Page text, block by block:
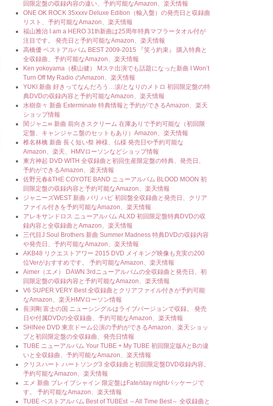
回限定盤の収録内容の違い、予約可能なAmazon、楽天情報
ONE OK ROCK 35xxxv Deluxe Edition（輸入盤）の発売日と収録曲
リスト、予約可能なAmazon、楽天情報
福山雅治 I am a HERO 31th新曲は25周年特典マフラータオル付が
注目です。 発売日と予約可能なAmazon、楽天情報
高橋優 ベストアルバム BEST 2009-2015 『笑う約束』 購入特典と
全収録曲、予約可能なAmazon、楽天情報
Ken yokoyama（横山健） Mステ出演でも話題になった新曲 I Won’t
Turn Off My Radio のAmazon、楽天情報
YUKI 新曲 好きってなんだろう…涙/となりのメトロ 初回限定盤の特
典DVDの収録内容と予約可能なAmazon、楽天情報
水樹奈々 新曲 Exterminate 特典情報と予約ができるAmazon、楽天
ショップ情報
関ジャニ∞ 新曲 前向きスクリーム 在庫ありで予約可能な（初回限
定盤、キャンジャニ盤のセットもあり）Amazon、楽天情報
椎名林檎 新曲 長く短い祭 神様、仏様 発売日や予約可能な
Amazon、楽天、HMVローソンなどショップ情報
東方神起 DVD WITH 全収録曲と初回生産限定盤の特典、発売日、
予約ができるAmazon、楽天情報
佐野元春&THE COYOTE BAND ニューアルバム BLOOD MOON 初
回限定盤の収録内容と予約可能なAmazon、楽天情報
ジャニーズWEST 新曲 バリ ハピ 初回盤全収録曲と発売日、クリア
ファイル付きを予約可能なAmazon、楽天情報
アレキサンドロス ニューアルバム ALXD 初回限定盤特典DVDの収
録内容と全収録曲とAmazon、楽天情報
三代目J Soul Brothers 新曲 Summer Madness 特典DVDの収録内容
や発売日、予約可能なAmazon、楽天情報
AKB48 リクエストアワー 2015 DVD メイキング映像も充実の200
位Verがおすすめです。 予約可能なAmazon、楽天情報
Aimer（エメ） DAWN 3rdニューアルバムの全収録曲と発売日、初
回限定盤の収録内容と予約可能なAmazon、楽天情報
V6 SUPER VERY Best 全収録曲とクリアファイル付きが予約可能
なAmazon、楽天HMVローソン情報
長渕剛 富士の国 ニューシングルはライブバージョンで収録。 発売
日や付属DVDの全収録曲、予約可能なAmazon、楽天情報
SHINee DVD 東京ドーム公演の予約ができるAmazon、楽天ショッ
プと初回限定盤の全収録曲、発売日情報
TUBE ニューアルバム Your TUBE + My TUBE 初回限定版AとBの違
いと全収録曲、予約可能なAmazon、楽天情報
クリスハート ハートソング3 全収録曲と初回限定盤DVD収録内容。
予約可能なAmazon、楽天情報
エメ 新曲 ブレイブシャイン 限定盤はFate/stay nightパッケージで
す。 予約可能なAmazon、楽天情報
TUBE ベストアルバム Best of TUBEst ～All Time Best～ 全収録曲と